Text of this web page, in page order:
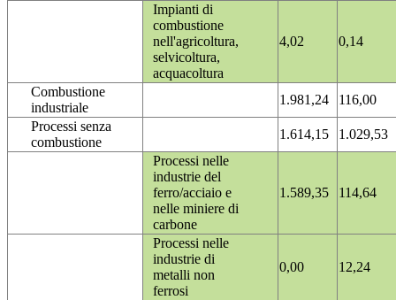
Impianti di
combustione
nell'agricoltura,
selvicoltura,
acquacoltura
4,02 0,14
Combustione
industriale
1.981,24
116,00
Processi senza
combustione
1.614,15
1.029,53
Processi nelle
industrie del
ferro/acciaio e
nelle miniere di
carbone
1.589,35 114,64
Processi nelle
industrie di
metalli non
ferrosi
0,00 12,24